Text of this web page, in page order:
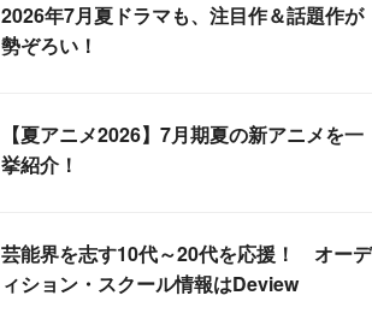
2026年7月夏ドラマも、注目作＆話題作が
勢ぞろい！
【夏アニメ2026】7月期夏の新アニメを一
挙紹介！
芸能界を志す10代～20代を応援！ オーデ
ィション・スクール情報はDeview